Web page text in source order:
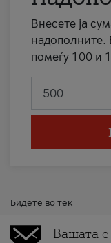
Внесете ја
надополните.
помеѓу 100 и
Бидете во тек